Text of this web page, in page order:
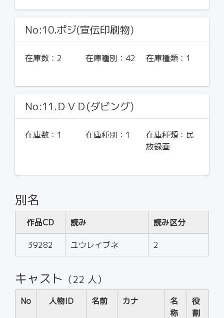
No:10.ポジ(宣伝印刷物)
在庫数： 2 在庫種別： 42 在庫種類： 1
No:11.ＤＶＤ(ダビング)
在庫数： 1 在庫種別： 1 在庫種類： 民
放録画
別名
作品CD 読み 読み区分
39282 ユウレイブネ 2
キャスト （22 人）
No 人物ID 名前 カナ
名
称
役
割